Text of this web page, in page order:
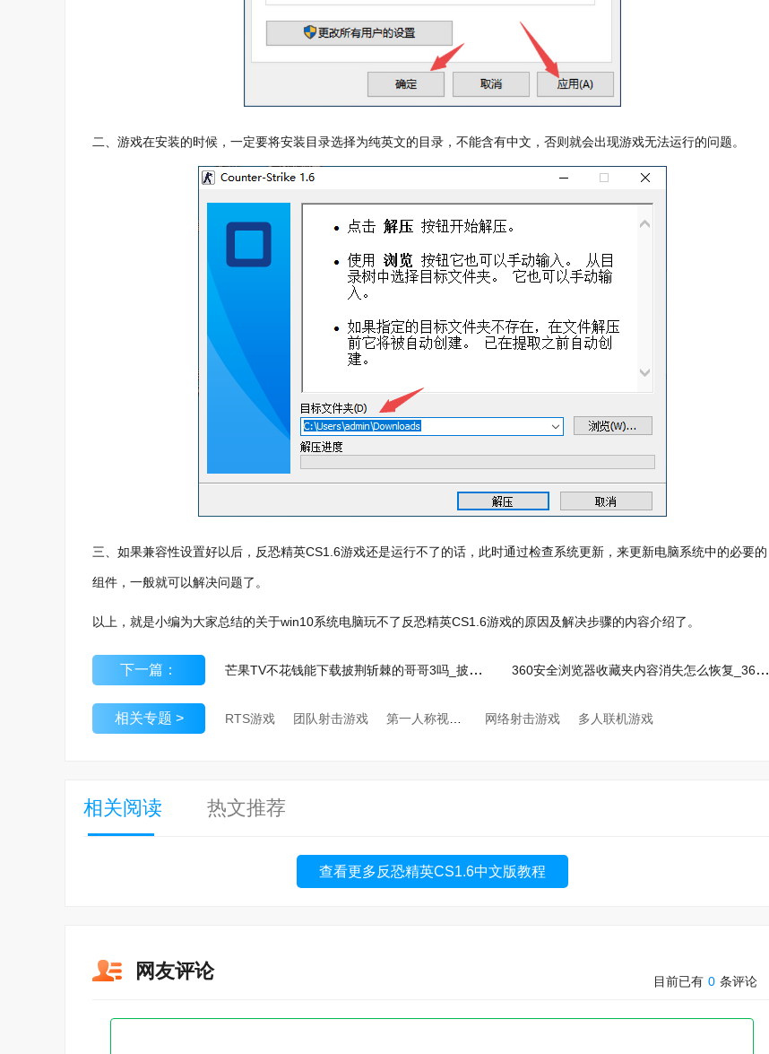
二、游戏在安装的时候，一定要将安装目录选择为纯英文的目录，不能含有中文，否则就会出现游戏无法运行的问题。
三、如果兼容性设置好以后，反恐精英CS1.6游戏还是运行不了的话，此时通过检查系统更新，来更新电脑系统中的必要的
组件，一般就可以解决问题了。
以上，就是小编为大家总结的关于win10系统电脑玩不了反恐精英CS1.6游戏的原因及解决步骤的内容介绍了。
下一篇： 芒果TV不花钱能下载披荆斩棘的哥哥3吗_披荆斩棘3缓存要求介绍 360安全浏览器收藏夹内容消失怎么恢复_360安全浏览器找回收藏夹内容方法
相关专题 > RTS游戏 团队射击游戏 网络射击游戏 多人联机游戏
相关阅读 热文推荐
查看更多反恐精英CS1.6中文版教程
网友评论 目前已有 0 条评论